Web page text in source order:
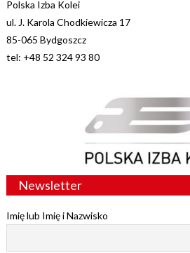
Polska Izba Kolei
ul. J. Karola Chodkiewicza 17
85-065 Bydgoszcz
tel: +48 52 324 93 80
Newsletter
Imię lub Imię i Nazwisko